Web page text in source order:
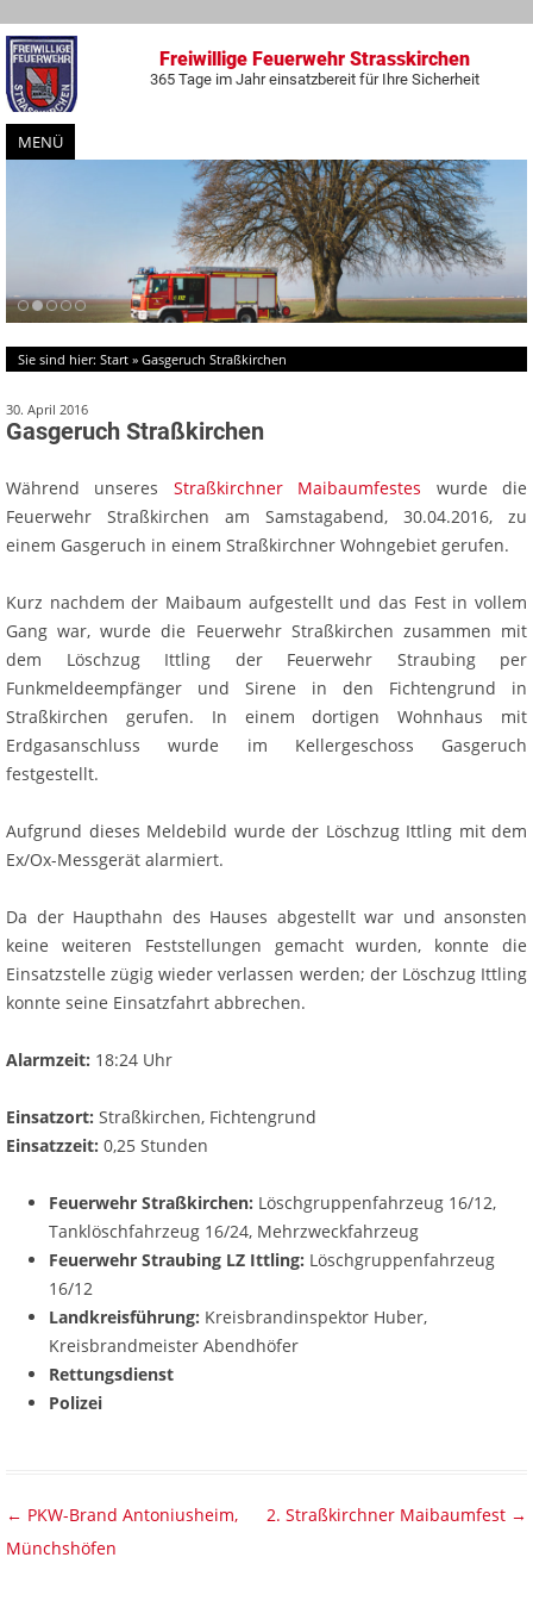
Freiwillige Feuerwehr Strasskirchen
365 Tage im Jahr einsatzbereit für Ihre Sicherheit
MENÜ
Zum
Inhalt
springen
Sie sind hier: Start » Gasgeruch Straßkirchen
30. April 2016
Gasgeruch Straßkirchen
Während unseres Straßkirchner Maibaumfestes wurde die
Feuerwehr Straßkirchen am Samstagabend, 30.04.2016, zu
einem Gasgeruch in einem Straßkirchner Wohngebiet gerufen.
Kurz nachdem der Maibaum aufgestellt und das Fest in vollem
Gang war, wurde die Feuerwehr Straßkirchen zusammen mit
dem Löschzug Ittling der Feuerwehr Straubing per
Funkmeldeempfänger und Sirene in den Fichtengrund in
Straßkirchen gerufen. In einem dortigen Wohnhaus mit
Erdgasanschluss wurde im Kellergeschoss Gasgeruch
festgestellt.
Aufgrund dieses Meldebild wurde der Löschzug Ittling mit dem
Ex/Ox-Messgerät alarmiert.
Da der Haupthahn des Hauses abgestellt war und ansonsten
keine weiteren Feststellungen gemacht wurden, konnte die
Einsatzstelle zügig wieder verlassen werden; der Löschzug Ittling
konnte seine Einsatzfahrt abbrechen.
Alarmzeit: 18:24 Uhr
Einsatzort: Straßkirchen, Fichtengrund
Einsatzzeit: 0,25 Stunden
Feuerwehr Straßkirchen: Löschgruppenfahrzeug 16/12,
Tanklöschfahrzeug 16/24, Mehrzweckfahrzeug
Feuerwehr Straubing LZ Ittling: Löschgruppenfahrzeug
16/12
Landkreisführung: Kreisbrandinspektor Huber,
Kreisbrandmeister Abendhöfer
Rettungsdienst
Polizei
Beitragsnavigation
← PKW-Brand Antoniusheim,
Münchshöfen
2. Straßkirchner Maibaumfest →